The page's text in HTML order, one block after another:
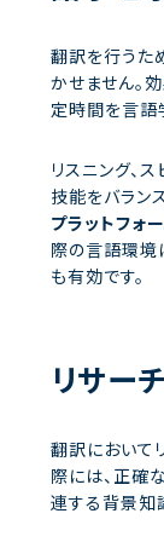
翻訳を行うた
かせません。
定時間を言語
リスニング、
技能をバラン
プラットフォ
際の言語環境
も有効です。
リサー
翻訳において
際には、正確
連する背景知